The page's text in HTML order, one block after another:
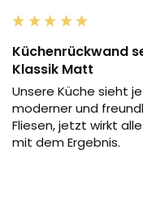
Küchenrückwand
Klassik Matt
Unsere Küche sieht
moderner und
Fliesen, jetzt wirkt
mit dem Ergebnis.